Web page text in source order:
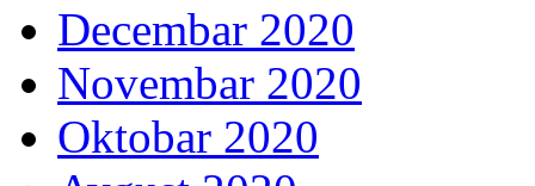
Decembar 2020
Novembar 2020
Oktobar 2020